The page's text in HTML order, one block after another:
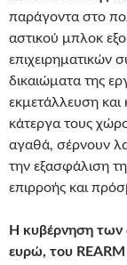
παράγοντα στο
αστικού μπλοκ
επιχειρηματικών
δικαιώματα της
εκμετάλλευση
κάτεργα τους
αγαθά, σέρνουν
την εξασφάλιση
επιρροής και
Η κυβέρνηση των
ευρώ, του